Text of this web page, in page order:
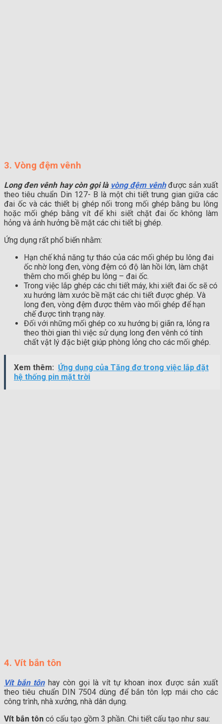
3. Vòng đệm vênh
Long đen vênh hay còn gọi là vòng đệm vênh được sản xuất
theo tiêu chuẩn Din 127- B là một chi tiết trung gian giữa các
đai ốc và các thiết bị ghép nối trong mối ghép bằng bu lông
hoặc mối ghép bằng vít để khi siết chặt đai ốc không làm
hỏng và ảnh hưởng bề mặt các chi tiết bị ghép.
Ứng dụng rất phổ biến nhằm:
Hạn chế khả năng tự tháo của các mối ghép bu lông đai
ốc nhờ long đen, vòng đệm có độ làn hồi lớn, làm chặt
thêm cho mối ghép bu lông – đai ốc.
Trong việc lắp ghép các chi tiết máy, khi xiết đai ốc sẽ có
xu hướng làm xước bề mặt các chi tiết được ghép. Và
long đen, vòng đệm được thêm vào mối ghép để hạn
chế được tình trạng này.
Đối với những mối ghép co xu hướng bị giãn ra, lỏng ra
theo thời gian thì việc sử dụng long đen vênh có tính
chất vật lý đặc biệt giúp phòng lỏng cho các mối ghép.
Xem thêm: Ứng dụng của Tăng đơ trong việc lắp đặt
hệ thống pin mặt trời
4. Vít bắn tôn
Vít bắn tônhay còn gọi là vít tự khoan inox được sản xuất
theo tiêu chuẩn DIN 7504 dùng để bắn tôn lợp mái cho các
công trình, nhà xưởng, nhà dân dụng.
Vít bắn tôn có cấu tạo gồm 3 phần. Chi tiết cấu tạo như sau: